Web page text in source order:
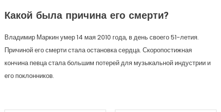
Какой была причина его смерти?
Владимир Маркин умер 14 мая 2010 года, в день своего 51-летия.
Причиной его смерти стала остановка сердца. Скоропостижная
кончина певца стала большим потерей для музыкальной индустрии и
его поклонников.